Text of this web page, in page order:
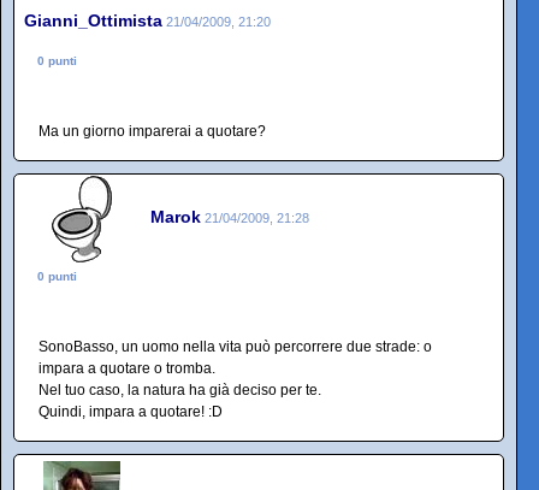
Gianni_Ottimista 21/04/2009, 21:20
0 punti
Ma un giorno imparerai a quotare?
Marok 21/04/2009, 21:28
0 punti
SonoBasso, un uomo nella vita può percorrere due strade: o
impara a quotare o tromba.
Nel tuo caso, la natura ha già deciso per te.
Quindi, impara a quotare! :D